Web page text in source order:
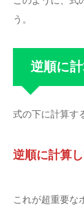
う。
逆順に
式の下に計算す
逆順に計算
これが超重要な